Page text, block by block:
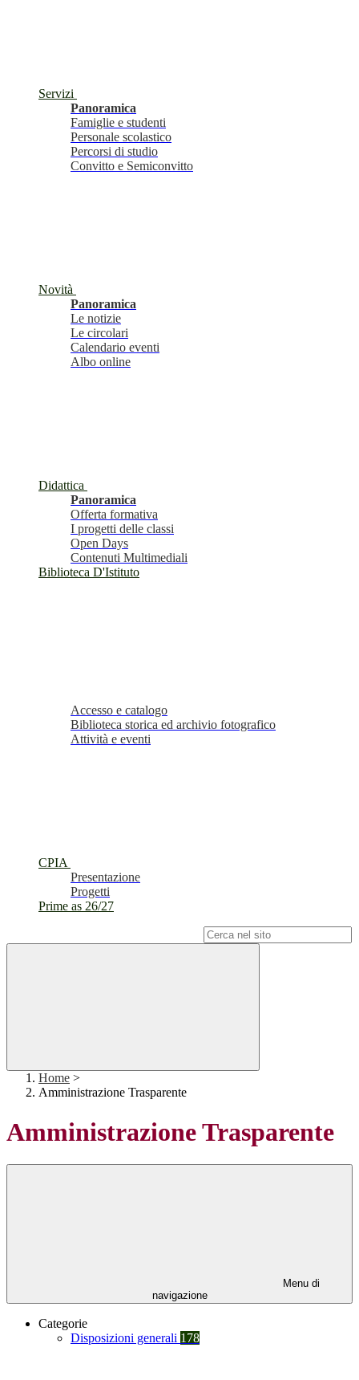
Servizi
Panoramica
Famiglie e studenti
Personale scolastico
Percorsi di studio
Convitto e Semiconvitto
Novità
Panoramica
Le notizie
Le circolari
Calendario eventi
Albo online
Didattica
Panoramica
Offerta formativa
I progetti delle classi
Open Days
Contenuti Multimediali
Biblioteca D'Istituto
Accesso e catalogo
Biblioteca storica ed archivio fotografico
Attività e eventi
CPIA
Presentazione
Progetti
Prime as 26/27
Home >
Amministrazione Trasparente
Amministrazione Trasparente
Menu di
navigazione
Categorie
Disposizioni generali 178